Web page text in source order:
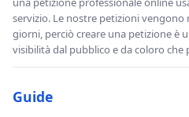
servizio. Le nostre petizioni
giorni, perciò creare una petizione è
visibilità dal pubblico e da coloro che
Guide